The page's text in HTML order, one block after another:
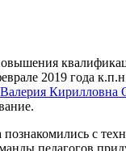
2019 года
Валерия Кирилловна
с
педагогов